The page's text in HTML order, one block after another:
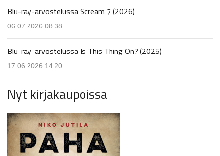
Blu-ray-arvostelussa Scream 7 (2026)
06.07.2026 08.38
Blu-ray-arvostelussa Is This Thing On? (2025)
17.06.2026 14.20
Nyt kirjakaupoissa